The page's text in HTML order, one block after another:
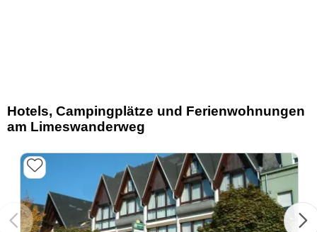
Hotels, Campingplätze und Ferienwohnungen
am Limeswanderweg